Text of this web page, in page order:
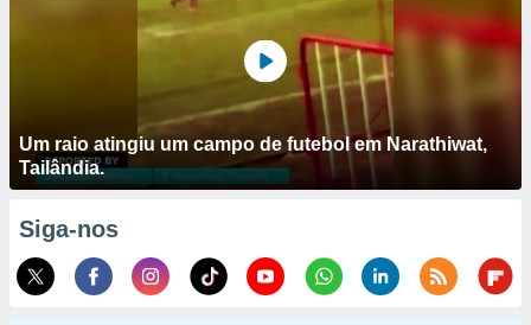
Um raio atingiu um campo de futebol em Narathiwat,
Tailândia.
Siga-nos